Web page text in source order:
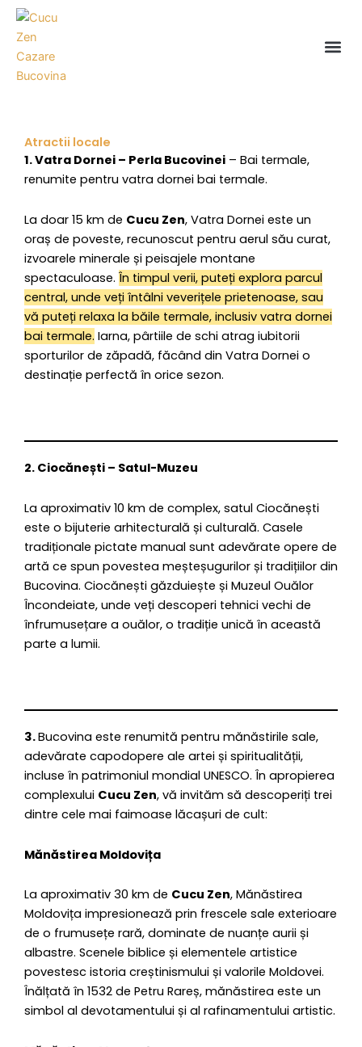
Skip
Atractii locale
1. Vatra Dornei – Perla Bucovinei – Bai termale,
renumite pentru vatra dornei bai termale.
La doar 15 km de Cucu Zen, Vatra Dornei este un
oraș de poveste, recunoscut pentru aerul său curat,
izvoarele minerale și peisajele montane
spectaculoase. În timpul verii, puteți explora parcul
central, unde veți întâlni veverițele prietenoase, sau
vă puteți relaxa la băile termale, inclusiv vatra dornei
bai termale. Iarna, pârtiile de schi atrag iubitorii
sporturilor de zăpadă, făcând din Vatra Dornei o
destinație perfectă în orice sezon.
2. Ciocănești – Satul-Muzeu
La aproximativ 10 km de complex, satul Ciocănești
este o bijuterie arhitecturală și culturală. Casele
tradiționale pictate manual sunt adevărate opere de
artă ce spun povestea meșteșugurilor și tradițiilor din
Bucovina. Ciocănești găzduiește și Muzeul Ouălor
Încondeiate, unde veți descoperi tehnici vechi de
înfrumusețare a ouălor, o tradiție unică în această
parte a lumii.
3.Bucovina este renumită pentru mănăstirile sale,
adevărate capodopere ale artei și spiritualității,
incluse în patrimoniul mondial UNESCO. În apropierea
complexului Cucu Zen, vă invităm să descoperiți trei
dintre cele mai faimoase lăcașuri de cult:
Mănăstirea Moldovița
La aproximativ 30 km de Cucu Zen, Mănăstirea
Moldovița impresionează prin frescele sale exterioare
de o frumusețe rară, dominate de nuanțe aurii și
albastre. Scenele biblice și elementele artistice
povestesc istoria creștinismului și valorile Moldovei.
Înălțată în 1532 de Petru Rareș, mănăstirea este un
simbol al devotamentului și al rafinamentului artistic.